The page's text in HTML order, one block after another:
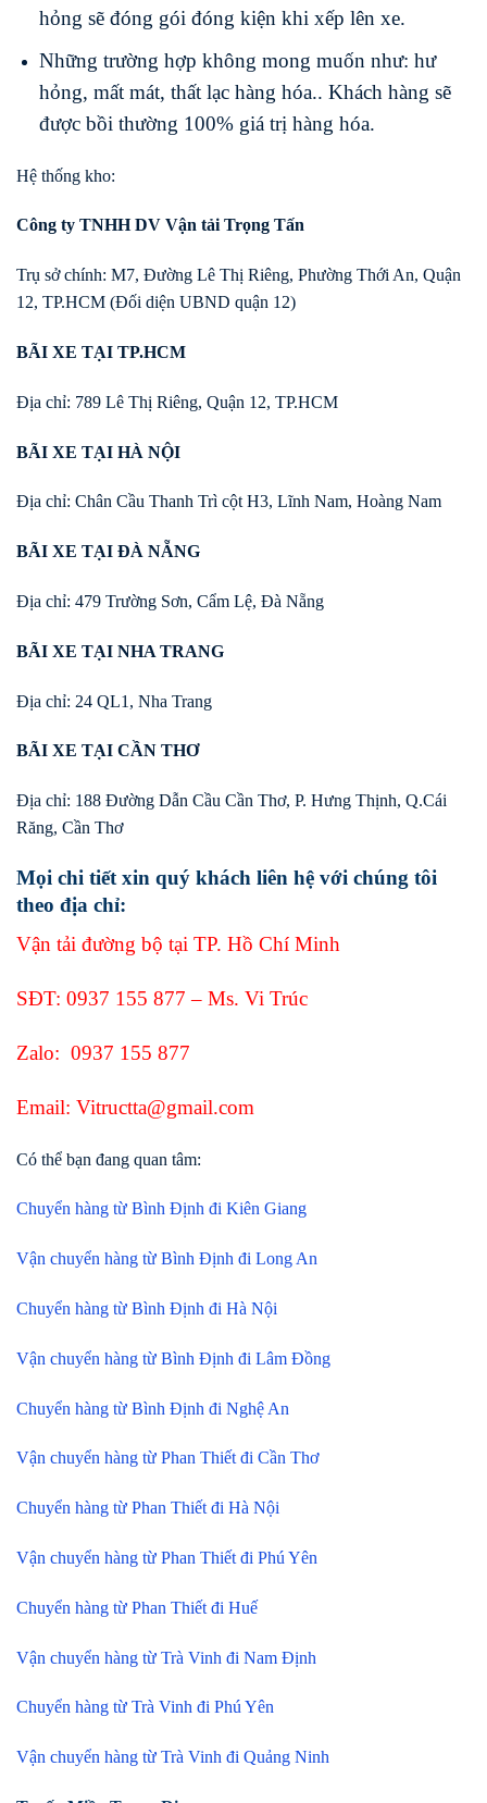
hỏng sẽ đóng gói đóng kiện khi xếp lên xe.
Những trường hợp không mong muốn như: hư
hỏng, mất mát, thất lạc hàng hóa.. Khách hàng sẽ
được bồi thường 100% giá trị hàng hóa.
Hệ thống kho:
Công ty TNHH DV Vận tải Trọng Tấn
Trụ sở chính: M7, Đường Lê Thị Riêng, Phường Thới An, Quận
12, TP.HCM (Đối diện UBND quận 12)
BÃI XE TẠI TP.HCM
Địa chỉ: 789 Lê Thị Riêng, Quận 12, TP.HCM
BÃI XE TẠI HÀ NỘI
Địa chỉ: Chân Cầu Thanh Trì cột H3, Lĩnh Nam, Hoàng Nam
BÃI XE TẠI ĐÀ NẴNG
Địa chỉ: 479 Trường Sơn, Cẩm Lệ, Đà Nẵng
BÃI XE TẠI NHA TRANG
Địa chỉ: 24 QL1, Nha Trang
BÃI XE TẠI CẦN THƠ
Địa chỉ: 188 Đường Dẫn Cầu Cần Thơ, P. Hưng Thịnh, Q.Cái
Răng, Cần Thơ
Mọi chi tiết xin quý khách liên hệ với chúng tôi
theo địa chỉ:
Vận tải đường bộ tại TP. Hồ Chí Minh
SĐT: 0937 155 877 – Ms. Vi Trúc
Zalo: 0937 155 877
Email: Vitructta@gmail.com
Có thể bạn đang quan tâm:
Chuyển hàng từ Bình Định đi Kiên Giang
Vận chuyển hàng từ Bình Định đi Long An
Chuyển hàng từ Bình Định đi Hà Nội
Vận chuyển hàng từ Bình Định đi Lâm Đồng
Chuyển hàng từ Bình Định đi Nghệ An
Vận chuyển hàng từ Phan Thiết đi Cần Thơ
Chuyển hàng từ Phan Thiết đi Hà Nội
Vận chuyển hàng từ Phan Thiết đi Phú Yên
Chuyển hàng từ Phan Thiết đi Huế
Vận chuyển hàng từ Trà Vinh đi Nam Định
Chuyển hàng từ Trà Vinh đi Phú Yên
Vận chuyển hàng từ Trà Vinh đi Quảng Ninh